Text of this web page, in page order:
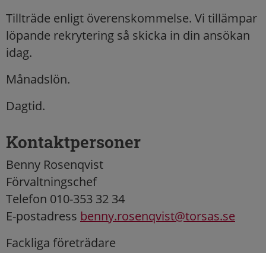
Tillträde enligt överenskommelse. Vi tillämpar
löpande rekrytering så skicka in din ansökan
idag.
Månadslön.
Dagtid.
Kontaktpersoner
Benny Rosenqvist
Förvaltningschef
Telefon 010-353 32 34
E-postadress benny.rosenqvist@torsas.se
Fackliga företrädare